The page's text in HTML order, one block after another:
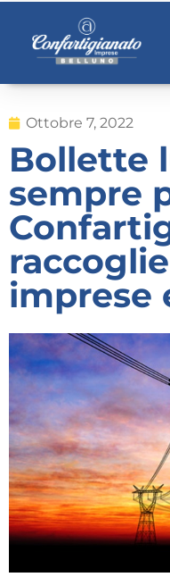
Ottobre 7, 2022
Bollette
sempre
imprese